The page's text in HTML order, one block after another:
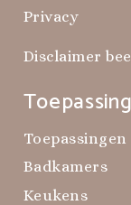
Privacy
Disclaimer
Toepassingen
Badkamers
Keukens